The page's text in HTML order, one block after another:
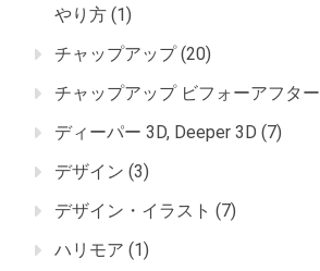
やり方 (1)
チャップアップ(20)
チャップアップ ビフォーアフター
ディーパー 3D, Deeper 3D (7)
デザイン (3)
デザイン・イラスト (7)
ハリモア (1)